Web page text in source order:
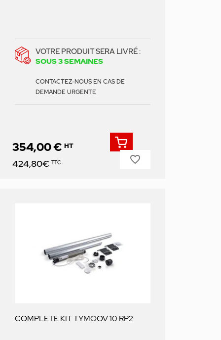
VOTRE PRODUIT SERA LIVRÉ :
SOUS 3 SEMAINES
CONTACTEZ-NOUS EN CAS DE
DEMANDE URGENTE
Prix
354,00 € HT
424,80€ TTC favorite_border
COMPLETE KIT TYMOOV 10 RP2